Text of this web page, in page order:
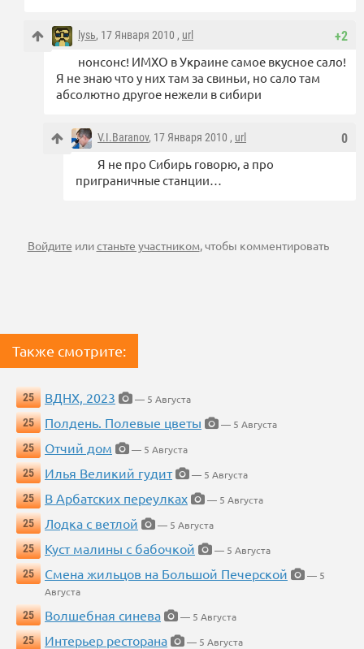
+2
lysь, 17 Января 2010 , url
нонсонс! ИМХО в Украине самое вкусное сало!
Я не знаю что у них там за свиньи, но сало там
абсолютно другое нежели в сибири
0
V.I.Baranov, 17 Января 2010 , url
Я не про Сибирь говорю, а про
приграничные станции…
Войдите илистаньте участником , чтобы комментировать
Также смотрите:
25 ВДНХ, 2023
— 5 Августа
25
Полдень. Полевые цветы
— 5 Августа
25
Отчий дом
— 5 Августа
25
Илья Великий гудит
— 5 Августа
25
В Арбатских переулках
— 5 Августа
25
Лодка с ветлой
— 5 Августа
25
Куст малины с бабочкой
— 5 Августа
25
Смена жильцов на Большой Печерской
— 5
Августа
25
Волшебная синева
— 5 Августа
25
Интерьер ресторана — 5 Августа